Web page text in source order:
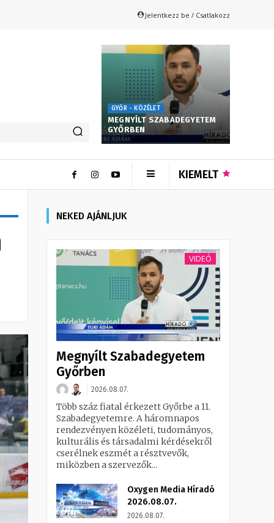
Jelentkezz be / Csatlakozz
GYŐR - KÖZÉLET
MEGNYÍLT SZABADEGYETEM
GYŐRBEN
KIEMELT
NEKED AJÁNLJUK
VIDEÓ
Megnyílt Szabadegyetem
Győrben
2026.08.07.
Több száz fiatal érkezett Győrbe a 11.
Szabadegyetemre. A háromnapos
rendezvényen közéleti, tudományos,
kulturális és társadalmi kérdésekről
cserélnek eszmét a résztvevők,
miközben a szervezők...
Oxygen Media Híradó
2026.08.07.
2026.08.07.